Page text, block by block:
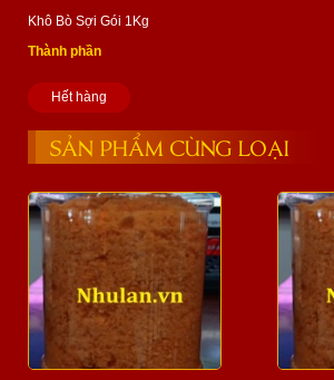
Khô Bò Sợi Gói 1Kg
Thành phần
Hết hàng
SẢN PHẨM CÙNG LOẠI